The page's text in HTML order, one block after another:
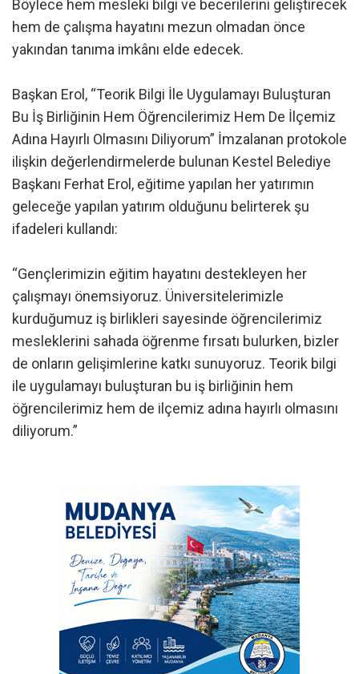
Böylece hem mesleki bilgi ve becerilerini geliştirecek
hem de çalışma hayatını mezun olmadan önce
yakından tanıma imkânı elde edecek.
Başkan Erol, “Teorik Bilgi İle Uygulamayı Buluşturan
Bu İş Birliğinin Hem Öğrencilerimiz Hem De İlçemiz
Adına Hayırlı Olmasını Diliyorum” İmzalanan protokole
ilişkin değerlendirmelerde bulunan Kestel Belediye
Başkanı Ferhat Erol, eğitime yapılan her yatırımın
geleceğe yapılan yatırım olduğunu belirterek şu
ifadeleri kullandı:
“Gençlerimizin eğitim hayatını destekleyen her
çalışmayı önemsiyoruz. Üniversitelerimizle
kurduğumuz iş birlikleri sayesinde öğrencilerimiz
mesleklerini sahada öğrenme fırsatı bulurken, bizler
de onların gelişimlerine katkı sunuyoruz. Teorik bilgi
ile uygulamayı buluşturan bu iş birliğinin hem
öğrencilerimiz hem de ilçemiz adına hayırlı olmasını
diliyorum.”